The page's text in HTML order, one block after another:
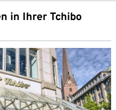
in Ihrer Tchibo